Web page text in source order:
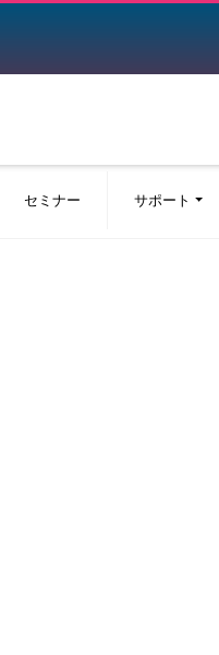
セミナー サポート